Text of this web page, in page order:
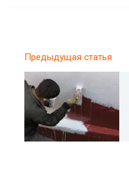
Предыдущая статья